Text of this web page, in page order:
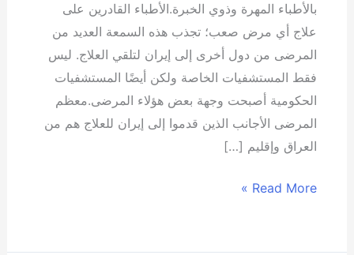
بالأطباء المهرة وذوي الخبرة.الأطباء القادرين على
علاج أي مرض صعب؛ تجذب هذه السمعة العديد من
المرضى من دول أخرى إلى إيران لتلقي العلاج. ليس
فقط المستشفيات الخاصة ولكن أيضًا المستشفيات
الحكومية أصبحت وجهة بعض هؤلاء المرضى.معظم
المرضى الأجانب الذين قدموا إلى إيران للعلاج هم من
العراق وإقليم […]
Read More »